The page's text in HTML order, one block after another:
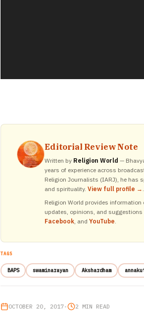
Editorial Review Note
Written by Religion World —
years of experience across
Religion Journalists (IARJ), he has
and spirituality. View full profile → .
Religion World provides
updates, opinions, and suggestions
Facebook, and YouTube.
TAGS
BAPS swaminarayan Akshardham
OCTOBER 20, 2017• 2 MIN READ